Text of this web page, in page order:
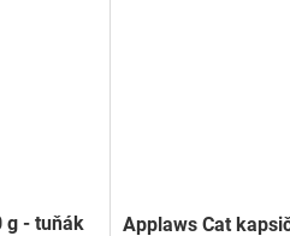
g - tuňák
Applaws Cat